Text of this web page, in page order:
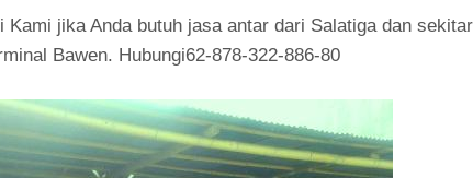
Kami jika Anda butuh jasa antar dari Salatiga dan
Bawen. Hubungi62-878-322-886-80